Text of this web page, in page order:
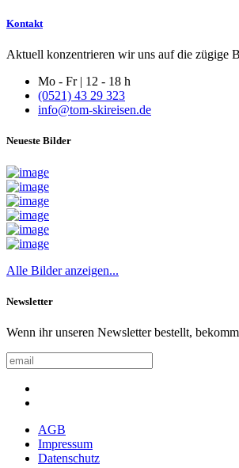
Kontakt
Aktuell konzentrieren wir uns auf die zügige
Mo - Fr | 12 - 18 h
(0521) 43 29 323
info@tom-skireisen.de
Neueste Bilder
Alle Bilder anzeigen...
Newsletter
Wenn ihr unseren Newsletter bestellt,
AGB
Impressum
Datenschutz